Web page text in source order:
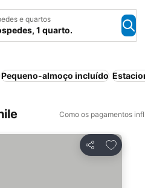
e quartos
1 quarto.
Pequeno-almoço incluído
Como os pagamentos
Partilhar